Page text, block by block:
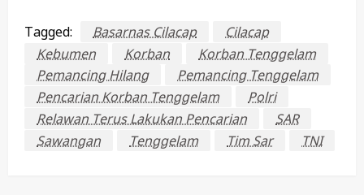
Tagged: Basarnas Cilacap
Cilacap
Kebumen
Korban
Korban Tenggelam
Pemancing Hilang
Pemancing Tenggelam
Pencarian Korban Tenggelam
Polri
Relawan Terus Lakukan Pencarian
SAR
Sawangan
Tenggelam Tim Sar TNI